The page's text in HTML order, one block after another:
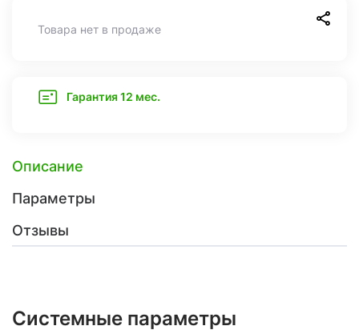
Товара нет в продаже
Гарантия 12 мес.
Описание
Параметры
Отзывы
Системные параметры